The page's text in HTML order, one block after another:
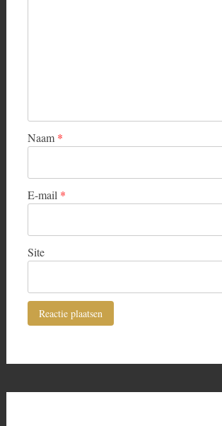
Naam *
E-mail *
Site